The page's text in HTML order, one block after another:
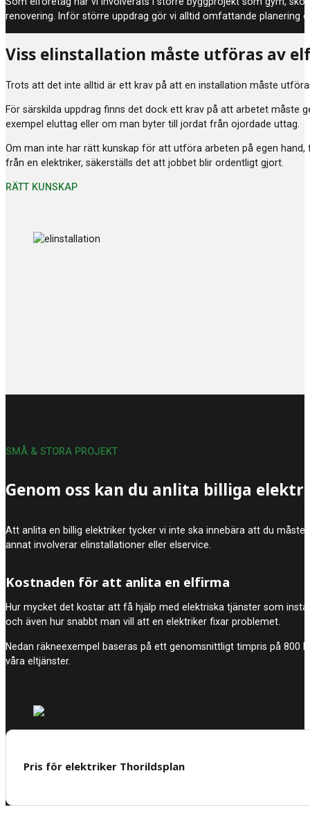
renovering. Inför större uppdrag gör vi alltid omfattande planering
Viss elinstallation måste utföras av
Trots att det inte alltid är ett krav på att en installation måste
För särskilda uppdrag finns det dock ett krav på att arbetet
exempel eluttag eller om man byter till jordat från ojordade uttag.
Om man inte har rätt kunskap för att utföra arbeten på egen
från en elektriker, säkerställs det att jobbet blir ordentligt gjort.
RÄTT KUNSKAP
Genom oss kan du anlita billiga
Att anlita en billig elektriker tycker vi inte ska innebära att du
annat involverar elinstallationer eller elservice.
SMÅ & STORA PROJEKT
Kostnaden för att anlita en elfirma
Hur mycket det kostar att få hjälp med elektriska tjänster som
och även hur snabbt man vill att en elektriker fixar problemet.
Nedan räkneexempel baseras på ett genomsnittligt timpris på 800
våra eltjänster.
Pris för elektriker Thorildsplan